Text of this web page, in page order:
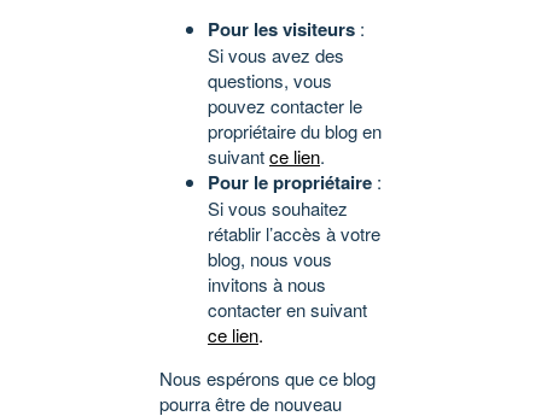
Pour les visiteurs :
Si vous avez des
questions, vous
pouvez contacter le
propriétaire du blog en
suivantce lien.
Pour le propriétaire :
Si vous souhaitez
rétablir l’accès à votre
blog, nous vous
invitons à nous
contacter en suivant
ce lien.
Nous espérons que ce blog
pourra être de nouveau